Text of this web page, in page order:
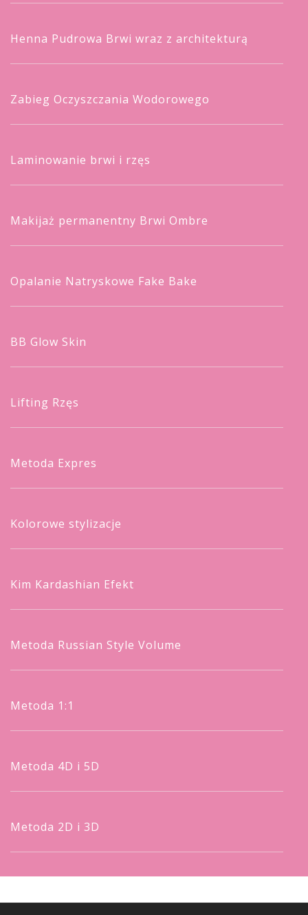
Henna Pudrowa Brwi wraz z architekturą
Zabieg Oczyszczania Wodorowego
Laminowanie brwi i rzęs
Makijaż permanentny Brwi Ombre
Opalanie Natryskowe Fake Bake
BB Glow Skin
Lifting Rzęs
Metoda Expres
Kolorowe stylizacje
Kim Kardashian Efekt
Metoda Russian Style Volume
Metoda 1:1
Metoda 4D i 5D
Metoda 2D i 3D